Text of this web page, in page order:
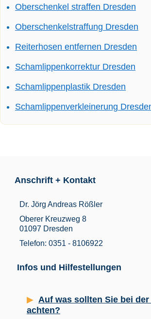
Oberschenkel straffen Dresden
Oberschenkelstraffung Dresden
Reiterhosen entfernen Dresden
Schamlippenkorrektur Dresden
Schamlippenplastik Dresden
Schamlippenverkleinerung
Anschrift + Kontakt
Dr. Jörg Andreas Rößler
Oberer Kreuzweg 8
01097 Dresden
Telefon: 0351 - 8106922
Infos und Hilfestellungen
Auf was sollten Sie bei
achten?